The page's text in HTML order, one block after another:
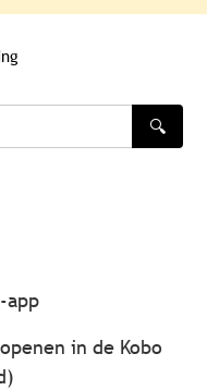
🔍
app
in de Kobo